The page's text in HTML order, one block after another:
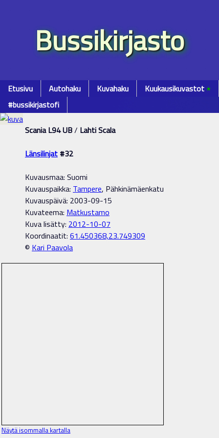
Bussikirjasto
Etusivu Autohaku Kuvahaku Kuukausikuvastot٭
#bussikirjastofi
Scania L94 UB/ Lahti Scala
Länsilinjat #32
Kuvausmaa: Suomi
Kuvauspaikka: Tampere, Pähkinämäenkatu
Kuvauspäivä: 2003-09-15
Kuvateema: Matkustamo
Kuva lisätty: 2012-10-07
Koordinaatit: 61.450368,23.749309
© Kari Paavola
Näytä isommalla kartalla